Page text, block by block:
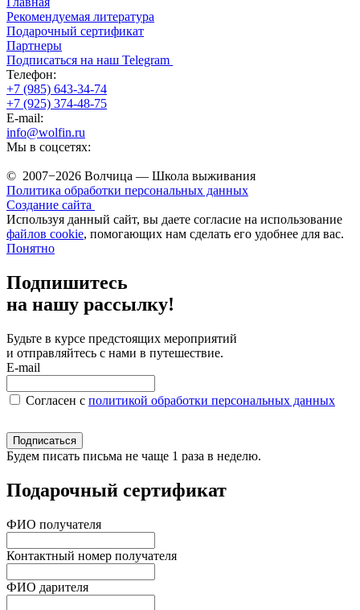
Рекомендуемая литература
Подарочный сертификат
Партнеры
Подписаться на наш Telegram
Телефон:
+7 (985) 643-34-74
+7 (925) 374-48-75
E-mail:
info@wolfin.ru
Мы в соцсетях:
© 2007−2026 Волчица — Школа выживания
Политика обработки персональных данных
Создание сайта
Используя данный сайт, вы даете согласие на использование
файлов cookie, помогающих нам сделать его удобнее для вас.
Понятно
Подпишитесь
на нашу рассылку!
Будьте в курсе предстоящих мероприятий
и отправляйтесь с нами в путешествие.
E-mail
Согласен c политикой обработки персональных данных
Подписаться
Будем писать письма не чаще 1 раза в неделю.
Подарочный сертификат
ФИО получателя
Контактный номер получателя
ФИО дарителя